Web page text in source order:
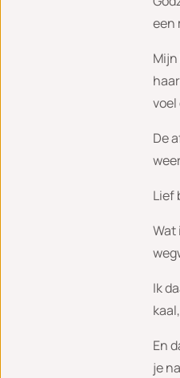
een
De
Lief
Wat
Ik
En
je